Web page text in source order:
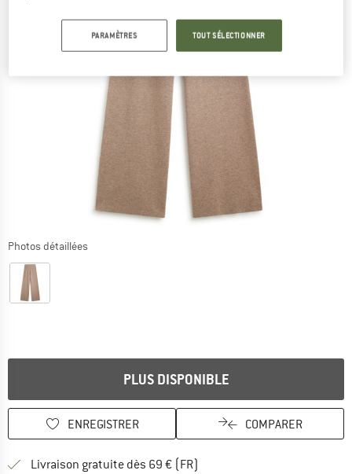
Photos détaillées
PLUS DISPONIBLE
ENREGISTRER COMPARER
Livraison gratuite dès 69 € (FR)
PARAMÈTRES TOUT SÉLECTIONNER